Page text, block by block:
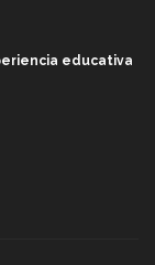
educativa